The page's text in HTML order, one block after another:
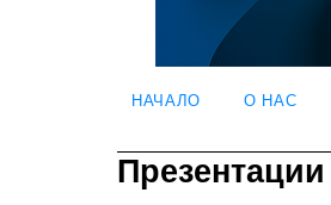
НАЧАЛО О НАС